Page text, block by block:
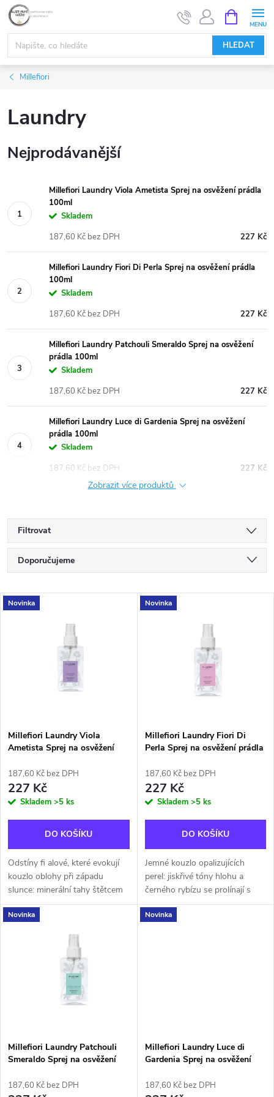
Přejít
obsah
HLEDAT
NÁKUPNÍ
KOŠÍK
Millefiori
Laundry
Nejprodávanější
Millefiori Laundry Viola Ametista Sprej na osvěžení prádla
100ml
Skladem
227 Kč
187,60 Kč bez DPH
Millefiori Laundry Fiori Di Perla Sprej na osvěžení prádla
100ml
Skladem
227 Kč
187,60 Kč bez DPH
Millefiori Laundry Patchouli Smeraldo Sprej na osvěžení
prádla 100ml
Skladem
227 Kč
187,60 Kč bez DPH
Millefiori Laundry Luce di Gardenia Sprej na osvěžení
prádla 100ml
Skladem
227 Kč
187,60 Kč bez DPH
Zobrazit více produktů
Filtrovat
Ř
a
p
r
o
u
k
t
Doporučujeme
Nejdražší
Nejprodávanější
V
s
p
r
o
d
u
k
Novinka
Millefiori Laundry Viola
Ametista Sprej na osvěžení
187,60 Kč bez DPH
227 Kč
Skladem >5 ks
DO KOŠÍKU
Odstíny fi alové, které evokují
kouzlo oblohy při západu
slunce: minerální tahy štětcem
inspirované bergamotem
přecházejí do bělosti fi alky,
Novinka
Millefiori Laundry Fiori Di
Perla Sprej na osvěžení prádla
187,60 Kč bez DPH
227 Kč
Skladem >5 ks
DO KOŠÍKU
Jemné kouzlo opalizujících
perel: jiskřivé tóny hlohu a
černého rybízu se prolínají s
kyticí jasmínu, damašské růže a
fi alky, zatímco jemné akcenty
Novinka
Millefiori Laundry Patchouli
Smeraldo Sprej na osvěžení
187,60 Kč bez DPH
Novinka
Millefiori Laundry Luce di
Gardenia Sprej na osvěžení
187,60 Kč bez DPH